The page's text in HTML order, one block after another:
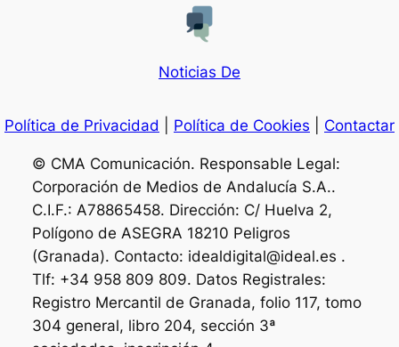
Noticias De
Política de Privacidad Política de Cookies Contactar
© CMA Comunicación. Responsable Legal:
Corporación de Medios de Andalucía S.A..
C.I.F.: A78865458. Dirección: C/ Huelva 2,
Polígono de ASEGRA 18210 Peligros
(Granada). Contacto: idealdigital@ideal.es .
Tlf: +34 958 809 809. Datos Registrales:
Registro Mercantil de Granada, folio 117, tomo
304 general, libro 204, sección 3ª